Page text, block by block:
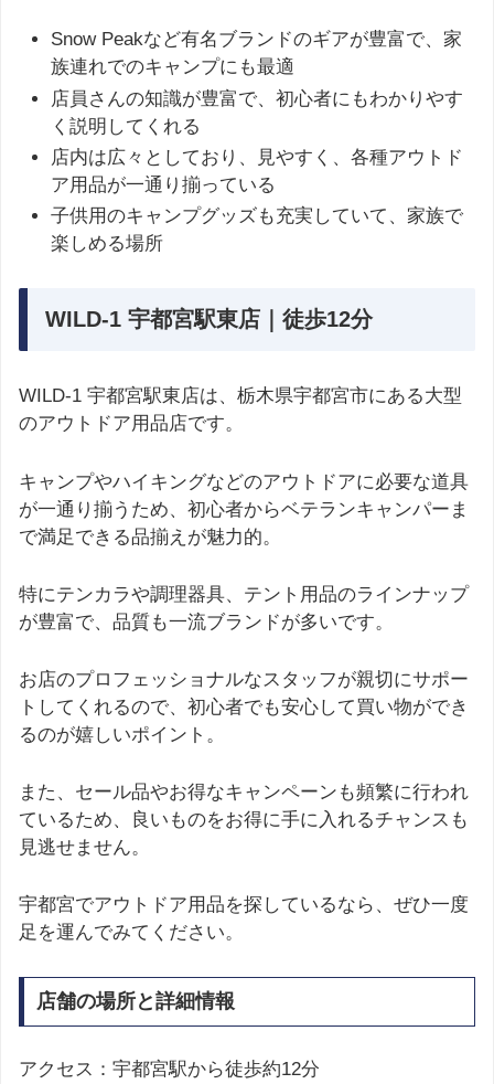
Snow Peakなど有名ブランドのギアが豊富で、家
族連れでのキャンプにも最適
店員さんの知識が豊富で、初心者にもわかりやす
く説明してくれる
店内は広々としており、見やすく、各種アウトド
ア用品が一通り揃っている
子供用のキャンプグッズも充実していて、家族で
楽しめる場所
WILD-1 宇都宮駅東店｜徒歩12分
WILD-1 宇都宮駅東店は、栃木県宇都宮市にある大型
のアウトドア用品店です。
キャンプやハイキングなどのアウトドアに必要な道具
が一通り揃うため、初心者からベテランキャンパーま
で満足できる品揃えが魅力的。
特にテンカラや調理器具、テント用品のラインナップ
が豊富で、品質も一流ブランドが多いです。
お店のプロフェッショナルなスタッフが親切にサポー
トしてくれるので、初心者でも安心して買い物ができ
るのが嬉しいポイント。
また、セール品やお得なキャンペーンも頻繁に行われ
ているため、良いものをお得に手に入れるチャンスも
見逃せません。
宇都宮でアウトドア用品を探しているなら、ぜひ一度
足を運んでみてください。
店舗の場所と詳細情報
アクセス：宇都宮駅から徒歩約12分